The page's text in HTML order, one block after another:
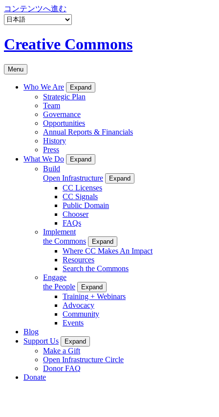
コンテンツへ進む
Creative Commons
Menu
Who We Are Expand
Strategic Plan
Team
Governance
Opportunities
Annual Reports & Financials
History
Press
What We Do
Expand
Build
Open Infrastructure
Expand
CC Licenses
CC Signals
Public Domain
Chooser
FAQs
Implement
the Commons
Expand
Where CC Makes An Impact
Resources
Search the Commons
Engage
the People
Expand
Training + Webinars
Advocacy
Community
Events
Blog
Support Us
Expand
Make a Gift
Open Infrastructure Circle
Donor FAQ
Donate